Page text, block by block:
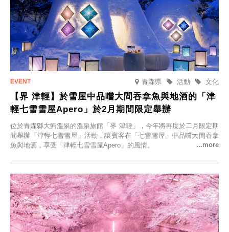
青森県 文化
活動
【界 津輕】於雪屋中品嚐大間吞拿魚與地酒的「津
輕七雪雪屋Apero」於2月期間限定舉辦
位於青森縣大鰐溫泉的溫泉旅館「界 津輕」，今年將再度於二月限定期
間舉辦「津輕七雪雪屋」活動，讓賓客在「七雪雪屋」中品嚐大間吞拿
魚與地酒，享受「津輕七雪雪屋Apero」的風情。